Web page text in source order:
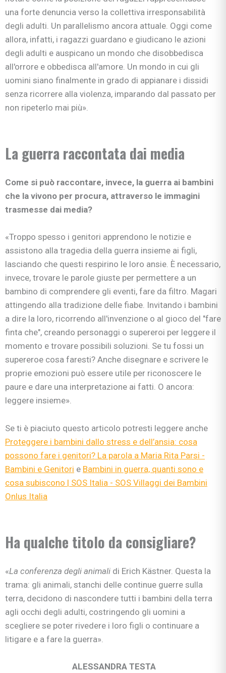
una forte denuncia verso la collettiva irresponsabilità
degli adulti. Un parallelismo ancora attuale. Oggi come
allora, infatti, i ragazzi guardano e giudicano le azioni
degli adulti e auspicano un mondo che disobbedisca
all'orrore e obbedisca all'amore. Un mondo in cui gli
uomini siano finalmente in grado di appianare i dissidi
senza ricorrere alla violenza, imparando dal passato per
non ripeterlo mai più».
La guerra raccontata dai media
Come si può raccontare, invece, la guerra ai bambini
che la vivono per procura, attraverso le immagini
trasmesse dai media?
«Troppo spesso i genitori apprendono le notizie e
assistono alla tragedia della guerra insieme ai figli,
lasciando che questi respirino le loro ansie. È necessario,
invece, trovare le parole giuste per permettere a un
bambino di comprendere gli eventi, fare da filtro. Magari
attingendo alla tradizione delle fiabe. Invitando i bambini
a dire la loro, ricorrendo all'invenzione o al gioco del "fare
finta che", creando personaggi o supereroi per leggere il
momento e trovare possibili soluzioni. Se tu fossi un
supereroe cosa faresti? Anche disegnare e scrivere le
proprie emozioni può essere utile per riconoscere le
paure e dare una interpretazione ai fatti. O ancora:
leggere insieme».
Se ti è piaciuto questo articolo potresti leggere anche
Proteggere i bambini dallo stress e dell’ansia: cosa
possono fare i genitori? La parola a Maria Rita Parsi -
Bambini e Genitori e Bambini in guerra, quanti sono e
cosa subiscono | SOS Italia - SOS Villaggi dei Bambini
Onlus Italia
Ha qualche titolo da consigliare?
«La conferenza degli animali di Erich Kästner. Questa la
trama: gli animali, stanchi delle continue guerre sulla
terra, decidono di nascondere tutti i bambini della terra
agli occhi degli adulti, costringendo gli uomini a
scegliere se poter rivedere i loro figli o continuare a
litigare e a fare la guerra».
ALESSANDRA TESTA